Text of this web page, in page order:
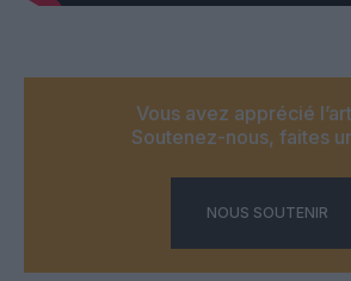
Vous avez apprécié
Soutenez-nous, faites
NOUS SOUTENIR